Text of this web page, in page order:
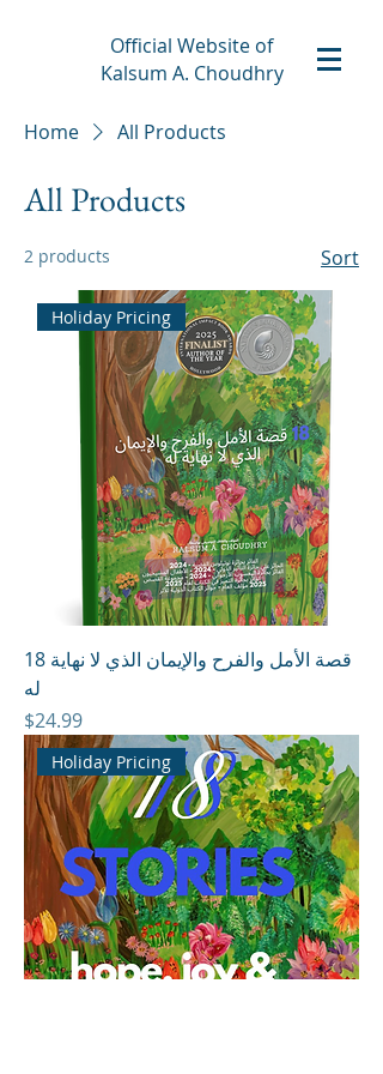
Official Website of
Kalsum A. Choudhry
Home All Products
All Products
2 products Sort
Holiday Pricing
18 قصة الأمل والفرح والإيمان الذي لا نهاية
له
Price
$24.99
Holiday Pricing